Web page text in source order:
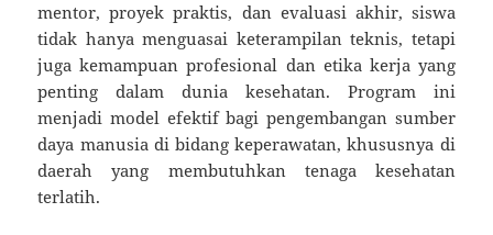
mentor, proyek praktis, dan evaluasi akhir, siswa
tidak hanya menguasai keterampilan teknis, tetapi
juga kemampuan profesional dan etika kerja yang
penting dalam dunia kesehatan. Program ini
menjadi model efektif bagi pengembangan sumber
daya manusia di bidang keperawatan, khususnya di
daerah yang membutuhkan tenaga kesehatan
terlatih.